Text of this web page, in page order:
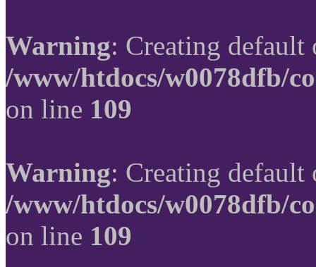
Warning: Creating
/www/htdocs/w0078dfb/
on line 109
Warning: Creating
/www/htdocs/w0078dfb/
on line 109